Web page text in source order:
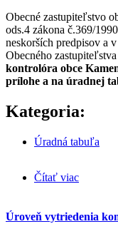
Obecné zastupiteľstvo
ods.4 zákona č.369/
neskorších predpisov a
Obecného
kontrolóra obce
prílohe a na úradnej
Kategoria:
Úradná tabuľa
Čítať viac
Úroveň vytriedenia